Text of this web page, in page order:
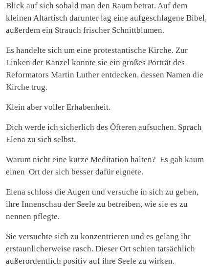
Blick auf sich sobald man den Raum betrat. Auf dem
kleinen Altartisch darunter lag eine aufgeschlagene Bibel,
außerdem ein Strauch frischer Schnittblumen.
Es handelte sich um eine protestantische Kirche. Zur
Linken der Kanzel konnte sie ein großes Porträt des
Reformators Martin Luther entdecken, dessen Namen die
Kirche trug.
Klein aber voller Erhabenheit.
Dich werde ich sicherlich des Öfteren aufsuchen. Sprach
Elena zu sich selbst.
Warum nicht eine kurze Meditation halten? Es gab kaum
einen Ort der sich besser dafür eignete.
Elena schloss die Augen und versuche in sich zu gehen,
ihre Innenschau der Seele zu betreiben, wie sie es zu
nennen pflegte.
Sie versuchte sich zu konzentrieren und es gelang ihr
erstaunlicherweise rasch. Dieser Ort schien tatsächlich
außerordentlich positiv auf ihre Seele zu wirken.